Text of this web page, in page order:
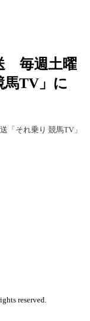
毎週土曜
馬TV」に
それ乗り 競馬TV」
reserved.